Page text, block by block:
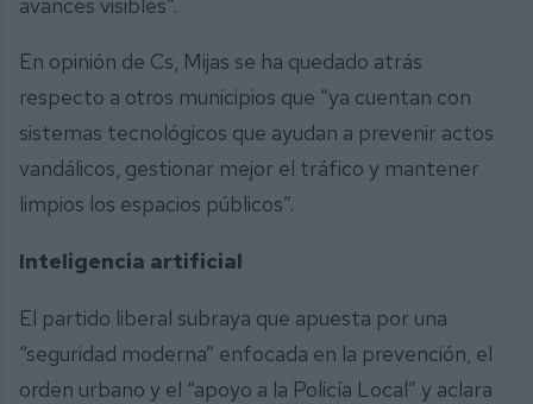
En opinión de Cs, Mijas se ha quedado atrás
respecto a otros municipios que “ya cuentan con
sistemas tecnológicos que ayudan a prevenir actos
vandálicos, gestionar mejor el tráfico y mantener
limpios los espacios públicos”.
Inteligencia artificial
El partido liberal subraya que apuesta por una
“seguridad moderna” enfocada en la prevención, el
orden urbano y el “apoyo a la Policía Local” y aclara